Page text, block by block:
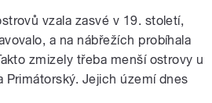
vzala zasvé v 19. století,
a na nábřežích probíhala
zmizely třeba menší ostrovy u
Primátorský. Jejich území dnes